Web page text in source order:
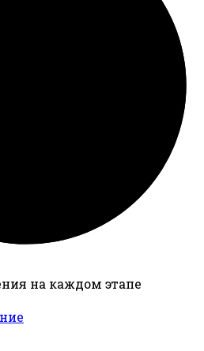
на каждом этапе